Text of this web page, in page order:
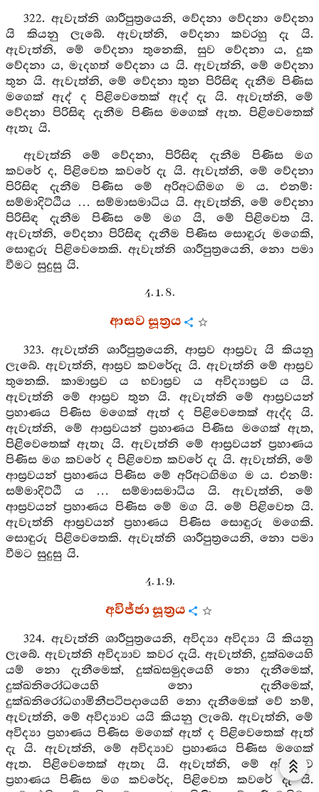
322. ඇවැත්නි ශාරීපුත්‍රයෙනි, වේදනා වේදනා වේදනා
යි කියනු ලැබේ. ඇවැත්නි, වේදනා කවරහු දැ යි.
ඇවැත්නි, මේ වේදනා තුනෙකි, සුව වේදනා ය, දුක
වේදනා ය, මැදහත් වේදනා ය යි. ඇවැත්නි, මේ වේදනා
තුන යි. ඇවැත්නි, මේ වේදනා තුන පිරිසිඳ දැනීම පිණිස
මගෙක් ඇද් ද පිළිවෙතෙක් ඇද් දැ යි. ඇවැත්නි, මේ
වේදනා පිරිසිඳ දැනීම පිණිස මගෙක් ඇත. පිළිවෙතෙක්
ඇතැ යි.
ඇවැත්නි මේ වේදනා, පිරිසිඳ දැනීම පිණිස මග
කවරේ ද, පිළිවෙත කවරේ දැ යි. ඇවැත්නි, මේ වේදනා
පිරිසිඳ දැනීම පිණිස මේ අරිඅටඟිමග ම ය. එනම්:
සම්මාදිට්ඨිය … සම්මාසමාධිය යි. ඇවැත්නි, මේ වේදනා
පිරිසිඳ දැනීම පිණිස මේ මග යි, මේ පිළිවෙත යි.
ඇවැත්නි, වේදනා පිරිසිඳ දැනීම පිණිස සොඳුරු මගෙකි,
සොඳුරු පිළිවෙතෙකි. ඇවැත්නි ශාරීපුත්‍රයෙනි, නො පමා
වීමට සුදුසු යි.
4. 1. 8.
ආසව සූත්‍රය
323. ඇවැත්නි ශාරීපුත්‍රයෙනි, ආස්‍රව ආස්‍රවැ යි කියනු
ලැබේ. ඇවැත්නි, ආස්‍රව කවරේදැ යි. ඇවැත්නි මේ ආස්‍රව
තුනෙකි. කාමාස්‍රව ය භවාස්‍රව ය අවිද්‍යාස්‍රව ය යි.
ඇවැත්නි මේ ආස්‍රව තුන යි. ඇවැත්නි මේ ආස්‍රවයන්
ප්‍රහාණය පිණිස මගෙක් ඇත් ද පිළිවෙතෙක් ඇද්ද යි.
ඇවැත්නි, මේ ආස්‍රවයන් ප්‍රහාණය පිණිස මගෙක් ඇත,
පිළිවෙතෙක් ඇතැ යි. ඇවැත්නි මේ ආස්‍රවයන් ප්‍රහාණය
පිණිස මග කවරේ ද පිළිවෙත කවරේ දැ යි. ඇවැත්නි, මේ
ආස්‍රවයන් ප්‍රහාණය පිණිස මේ අරිඅටඟිමග ම ය. එනම්:
සම්මාදිට්ඨි ය … සම්මාසමාධිය යි. ඇවැත්නි, මේ
ආස්‍රවයන් ප්‍රහාණය පිණිස මේ මග යි. මේ පිළිවෙත යි.
ඇවැත්නි ආස්‍රවයන් ප්‍රහාණය පිණිස සොඳුරු මගෙකි.
සොඳුරු පිළිවෙතෙකි. ඇවැත්නි ශාරීපුත්‍රයෙනි, නො පමා
වීමට සුදුසු යි.
4. 1. 9.
අවිජ්ජා සූත්‍රය
324. ඇවැත්නි ශාරීපුත්‍රයෙනි, අවිද්‍යා අවිද්‍යා යි කියනු
ලැබේ. ඇවැත්නි අවිද්‍යාව කවර දැයි. ඇවැත්නි, දුක්ඛයෙහි
යම් නො දැනීමෙක්, දුක්ඛසමුදයෙහි නො දැනීමෙක්,
දුක්ඛනිරෝධයෙහි නො දැනීමෙක්,
දුක්ඛනිරෝධගාමිනීපටිපදායෙහි නො දැනීමෙක් වේ නම්,
ඇවැත්නි, මේ අවිද්‍යාව යයි කියනු ලැබේ. ඇවැත්නි, මේ
අවිද්‍යා ප්‍රහාණය පිණිස මගෙක් ඇත් ද පිළිවෙතෙක් ඇත්
දැ යි. ඇවැත්නි, මේ අවිද්‍යාව ප්‍රහාණය පිණිස මගෙක්
ඇත. පිළිවෙතෙක් ඇතැ යි. ඇවැත්නි, මේ අවිද්‍යාව
ප්‍රහාණය පිණිස මග කවරේද, පිළිවෙත කවරේ දැ යි.